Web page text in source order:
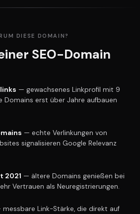
DIESE DOMAIN?
SEO-Domain
— gewachsenes Linkprofil mit 9
Domains erst über Jahre aufbauen
— echte Verlinkungen von
signalisieren Google Relevanz
2021 — ältere Domains genießen bei
Vertrauen als Neuregistrierungen.
messbare Link-Stärke, die direkt auf